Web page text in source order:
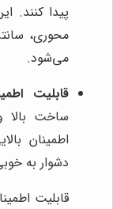
محوری،
می‌شود.
قابلیت
ساخت بالا
اطمینان
دشوار به